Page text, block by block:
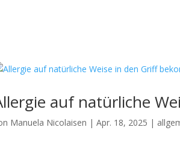
auf natürliche
Manuela Nicolaisen |Apr. 18, 2025 |